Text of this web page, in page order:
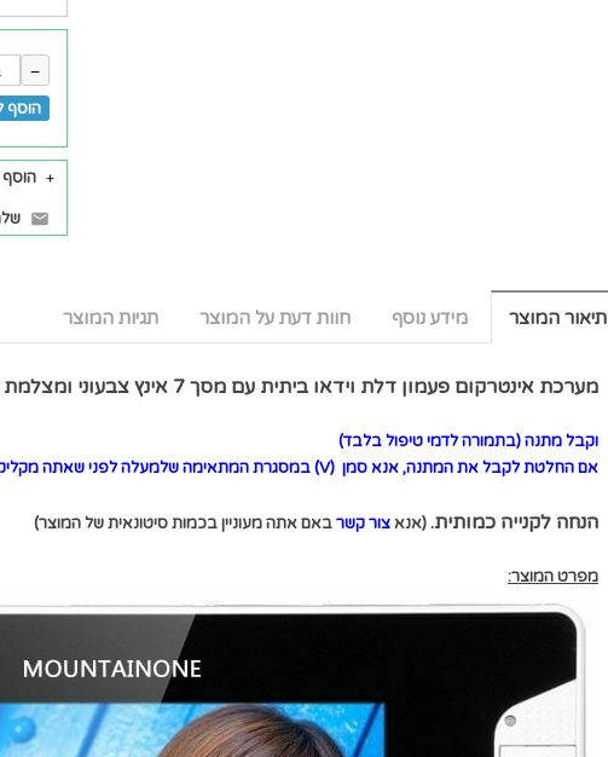
−
הוסף
תיאור המוצר מידע נוסף חוות דעת על המוצר תגיות המוצר
מערכת אינטרקום פעמון דלת וידאו ביתית עם מסך 7 אינץ צבעוני ומצלמת
וקבל מתנה (בתמורה לדמי טיפול בלבד)
אם החלטת לקבל את המתנה, אנא סמן (V) במסגרת המתאימה שלמעלה לפני שאתה
הנחה לקנייה כמותית.(אנא צור קשרבאם אתה מעוניין בכמות סיטונאית של המוצר)
מפרט המוצר: